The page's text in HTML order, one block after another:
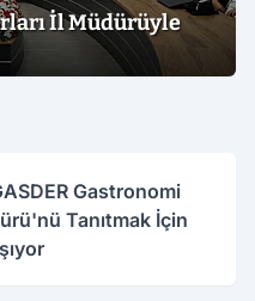
İl Müdürüyle
Gastronomi
Tanıtmak İçin